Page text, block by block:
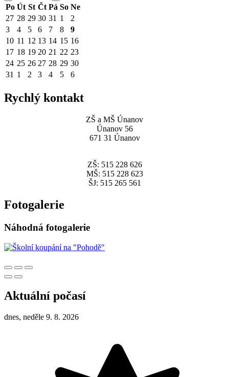
Po Út St Čt Pá So Ne
27 28 29 30 31 1
2
3
4 5 6 7 8
9
10 11 12 13 14 15 16
17 18 19 20 21 22 23
24 25 26 27 28 29 30
31 1 2 3 4 5 6
Rychlý kontakt
ZŠ a MŠ Únanov
Únanov 56
671 31 Únanov
ZŠ: 515 228 626
MŠ: 515 228 623
ŠJ: 515 265 561
Fotogalerie
Náhodná fotogalerie
Aktuální počasí
dnes, neděle 9. 8. 2026